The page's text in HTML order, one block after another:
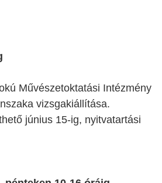
Művészetoktatási Intézmény
vizsgakiállítása.
június 15-ig, nyitvatartási